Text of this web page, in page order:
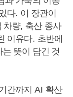
다. 이 장관이
차량, 축산 종사
이유다. 초반에
뜻이 담긴 것
간까지 AI 확산